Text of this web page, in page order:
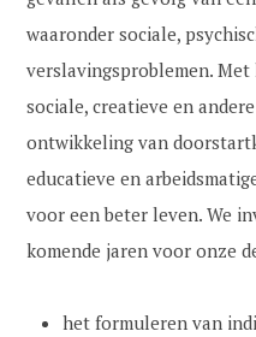
waaronder sociale,
verslavingsproblemen.
sociale, creatieve en
ontwikkeling van
educatieve en
voor een beter leven. We
komende jaren voor onze
het formuleren van